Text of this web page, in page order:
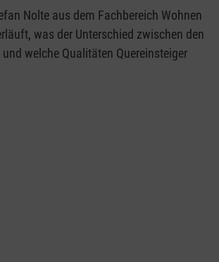
Nolte aus dem Fachbereich Wohnen
was der Unterschied zwischen den
welche Qualitäten Quereinsteiger